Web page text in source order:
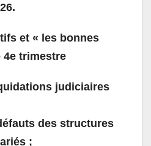
et « les bonnes
4e trimestre
judiciaires
des structures
;